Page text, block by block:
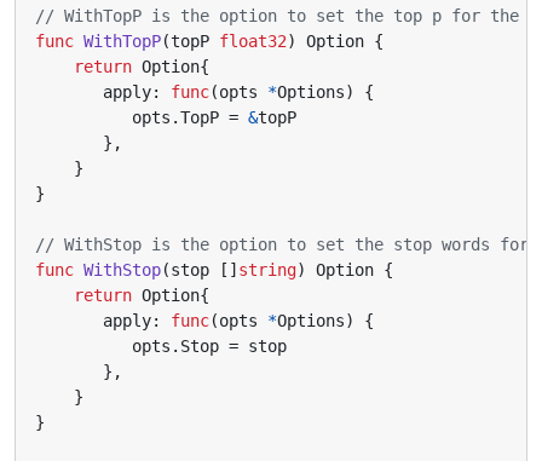
// WithTopP is the option to set the top p for the
func WithTopP(topP float32) Option {
return Option{
apply: func(opts *Options)
{
opts .TopP = &topP
},
}
}
// WithStop is the option to set the stop words for
func WithStop(stop [] string) Option {
return Option{
apply: func(opts *Options)
{
opts . Stop = stop
},
}
}